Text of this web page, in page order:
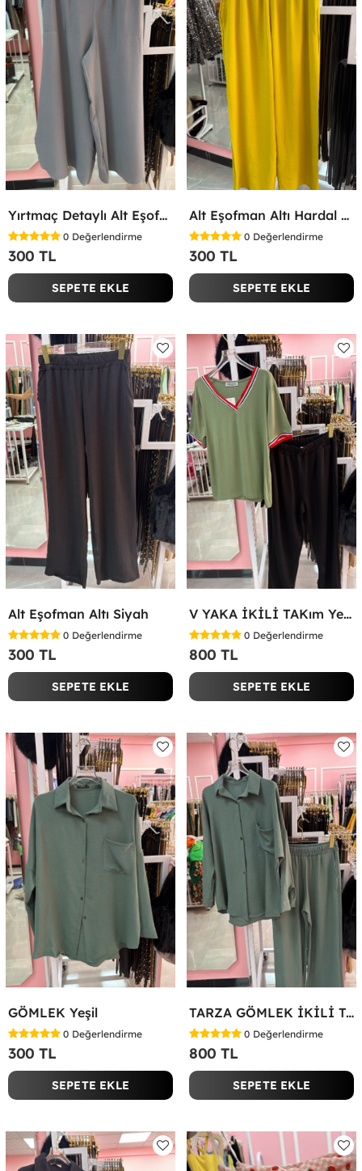
Yırtmaç Detaylı Alt Eşofman Altı Gri
0 Değerlendirme
300 TL
SEPETE EKLE
Alt Eşofman Altı Hardal Sarısı
0 Değerlendirme
300 TL
SEPETE EKLE
Alt Eşofman Altı Siyah
0 Değerlendirme
300 TL
SEPETE EKLE
V YAKA İKİLİ TAKım Yeşil
0 Değerlendirme
800 TL
SEPETE EKLE
GÖMLEK Yeşil
0 Değerlendirme
300 TL
SEPETE EKLE
TARZA GÖMLEK İKİLİ TAKIM KOT KUMAŞ Yeşil
0 Değerlendirme
800 TL
SEPETE EKLE